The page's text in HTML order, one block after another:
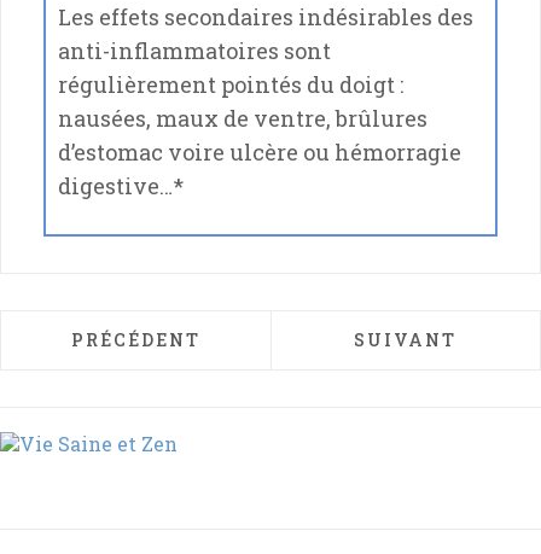
Les effets secondaires indésirables des
anti-inflammatoires sont
régulièrement pointés du doigt :
nausées, maux de ventre, brûlures
d’estomac voire ulcère ou hémorragie
digestive…*
ARTICLE PRÉCÉDENT : LES MANTRAS :
PRÉCÉDENT ARTICLE
SUIVANT